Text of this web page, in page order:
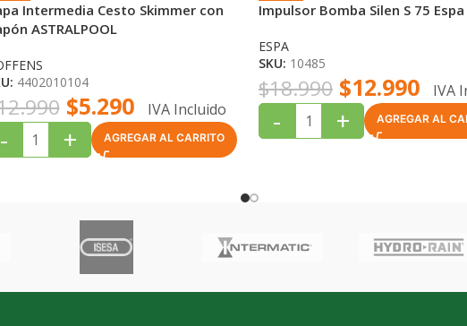
Intermedia Cesto Skimmer con
ASTRALPOOL
4402010104
$5.290 IVA Incluido
- + AGREGAR AL CARRITO
Impulsor Bomba Silen S 75 Espa
ESPA
SKU: 10485
$18.990 $12.990 IVA
- + AGREGAR AL